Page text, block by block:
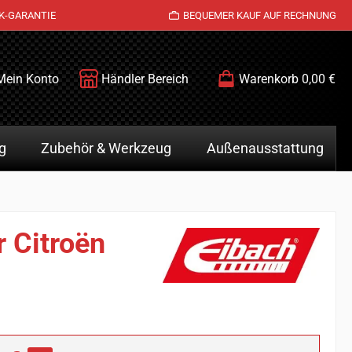
GARANTIE BEQUEMER KAUF AUF RECHNUNG
Konto Händler Bereich Warenkorb 0,00 €
Zubehör & Werkzeug Außenausstattung
Citroën